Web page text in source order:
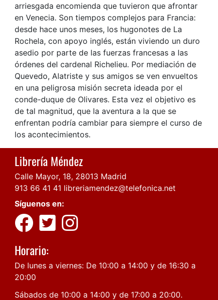
arriesgada encomienda que tuvieron que afrontar
en Venecia. Son tiempos complejos para Francia:
desde hace unos meses, los hugonotes de La
Rochela, con apoyo inglés, están viviendo un duro
asedio por parte de las fuerzas francesas a las
órdenes del cardenal Richelieu. Por mediación de
Quevedo, Alatriste y sus amigos se ven envueltos
en una peligrosa misión secreta ideada por el
conde-duque de Olivares. Esta vez el objetivo es
de tal magnitud, que la aventura a la que se
enfrentan podría cambiar para siempre el curso de
los acontecimientos.
Librería Méndez
Calle Mayor, 18, 28013 Madrid
913 66 41 41 libreriamendez@telefonica.net
Síguenos en:
Horario:
De lunes a viernes: De 10:00 a 14:00 y de 16:30 a
20:00
Sábados de 10:00 a 14:00 y de 17:00 a 20:00.